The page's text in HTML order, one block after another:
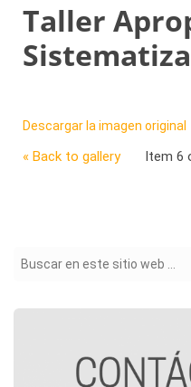
Taller
Descargar la imagen original
« Back to gallery Item 6
Formulario de búsqueda